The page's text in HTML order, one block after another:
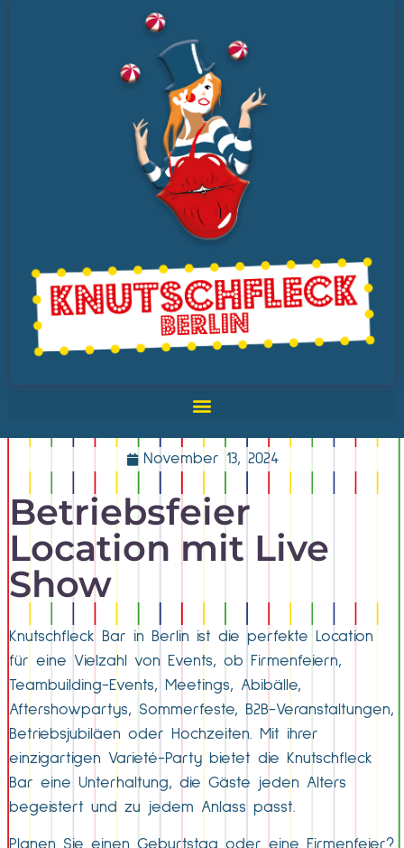
November 13, 2024
Betriebsfeier
Location mit Live
Show
Knutschfleck Bar in Berlin ist die perfekte Location
für eine Vielzahl von Events, ob Firmenfeiern,
Teambuilding-Events, Meetings, Abibälle,
Aftershowpartys, Sommerfeste, B2B-Veranstaltungen,
Betriebsjubiläen oder Hochzeiten. Mit ihrer
einzigartigen Varieté-Party bietet die Knutschfleck
Bar eine Unterhaltung, die Gäste jeden Alters
begeistert und zu jedem Anlass passt.
Planen Sie einen Geburtstag oder eine Firmenfeier?